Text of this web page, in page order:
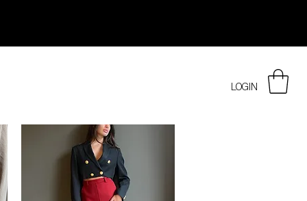
LOGIN